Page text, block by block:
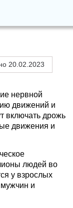
20.02.2023
нервной
движений и
включать дрожь
движения и
людей во
у взрослых
и